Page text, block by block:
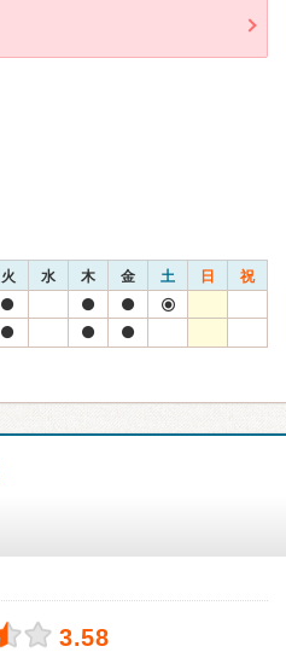
火 水 木 金 土 日 祝
3.58